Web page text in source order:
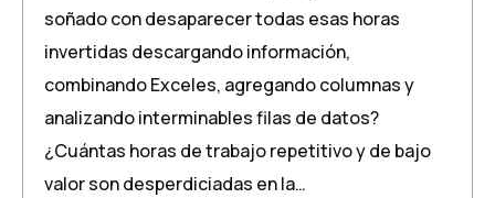
soñado con desaparecer todas esas horas
invertidas descargando información,
combinando Exceles, agregando columnas y
analizando interminables filas de datos?
¿Cuántas horas de trabajo repetitivo y de bajo
valor son desperdiciadas en la…